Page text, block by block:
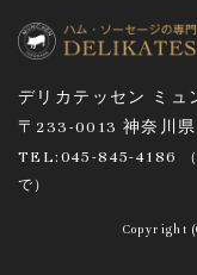
デリカテッセン ミ
〒233-0013 神奈川
TEL:045-845-4186
で ）
Copyright